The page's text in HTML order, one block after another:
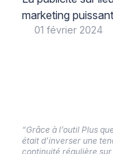
marketing
produits ou
01 février 2024
“Grâce à l’outil Plus
était d’inverser une
continuité régulière sur